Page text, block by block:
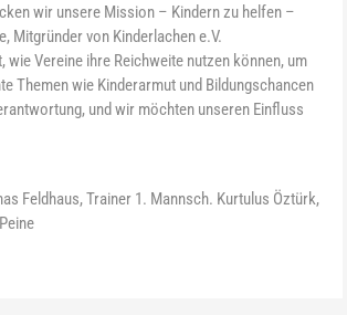
wir unsere Mission – Kindern zu helfen –
Mitgründer von Kinderlachen e.V.
Vereine ihre Reichweite nutzen können, um
Themen wie Kinderarmut und Bildungschancen
und wir möchten unseren Einfluss
Feldhaus, Trainer 1. Mannsch. Kurtulus Öztürk,